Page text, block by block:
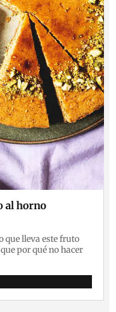
al horno
que lleva este fruto
por qué no hacer